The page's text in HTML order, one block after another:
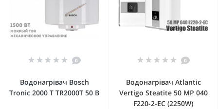
0
Водонагрівач Bosch
Tronic 2000 Т TR2000T 50 B
0
Водонагрівач Atlantic
Vertigo Steatite 50 MP 040
F220-2-EC (2250W)